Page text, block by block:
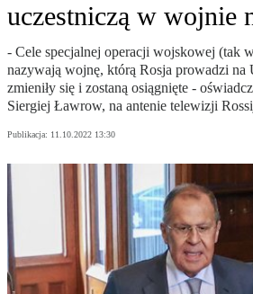
uczestniczą w wojnie
- Cele specjalnej operacji wojskowej (tak
nazywają wojnę, którą Rosja prowadzi na
zmieniły się i zostaną osiągnięte -
Siergiej Ławrow, na antenie telewizji
Publikacja: 11.10.2022 13:30